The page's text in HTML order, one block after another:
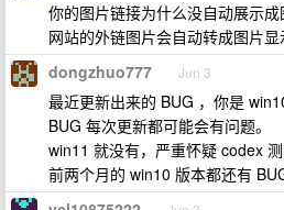
你的图片链接为什么没自动展示
网站的外链图片会自动转成图片
dongzhuo777 Jun 3
最近更新出来的 BUG ，你是
BUG 每次更新都可能会有问题。
win11 就没有，严重怀疑 codex
前两个月的 win10 版本都还有